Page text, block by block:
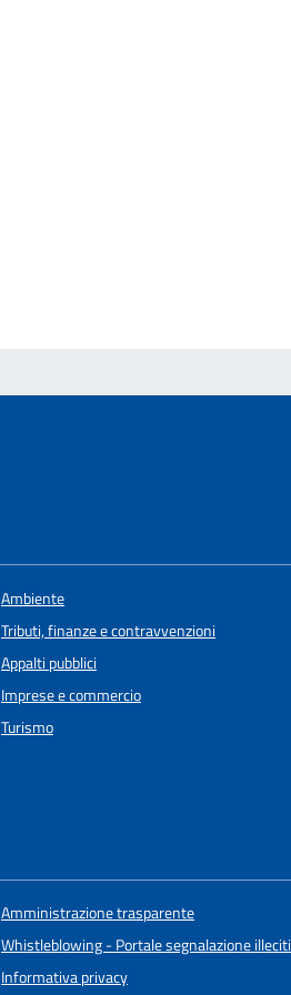
Ambiente
Tributi, finanze e contravvenzioni
Appalti pubblici
Imprese e commercio
Turismo
Amministrazione trasparente
Whistleblowing - Portale segnalazione illeciti
Informativa privacy